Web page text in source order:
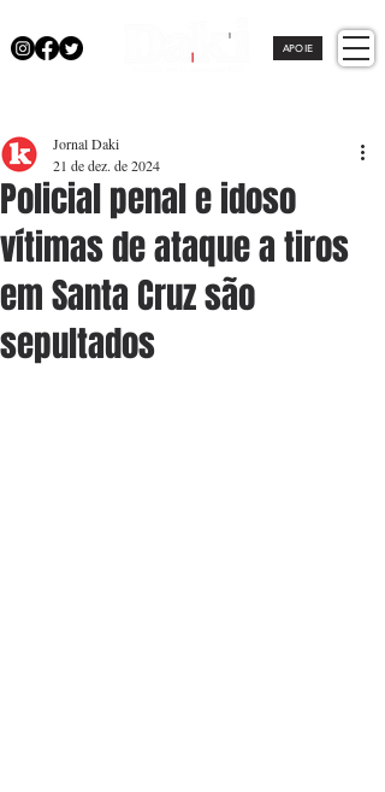
APOIE
Policial penal e idoso
vítimas de ataque a tiros
em Santa Cruz são
sepultados
Jornal Daki
21 de dez. de 2024